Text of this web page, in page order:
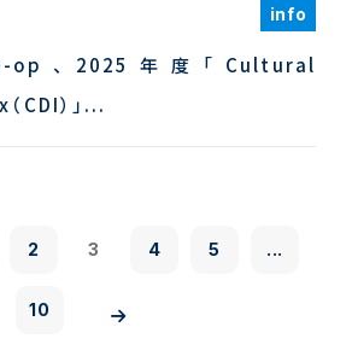
info
、2025年度「Cultural
CDI）」...
2 3 4 5 ...
10